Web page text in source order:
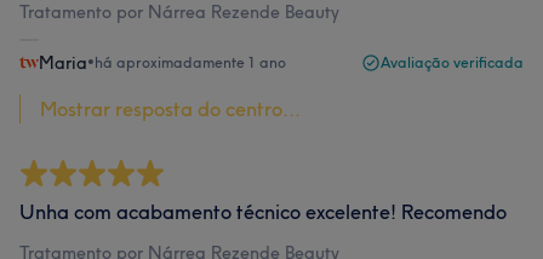
Tratamento por Nárrea Rezende Beauty
Maria•há aproximadamente 1 ano Avaliação verificada
Mostrar resposta do centro...
Unha com acabamento técnico excelente! Recomendo
Tratamento por Nárrea Rezende Beauty